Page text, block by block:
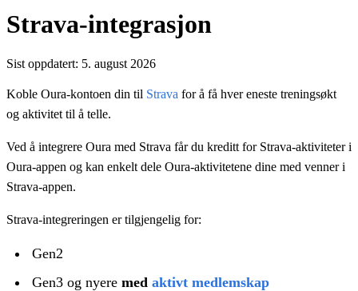
Strava-integrasjon
Sist oppdatert: 5. august 2026
Koble Oura-kontoen din til Strava for å få hver eneste treningsøkt
og aktivitet til å telle.
Ved å integrere Oura med Strava får du kreditt for Strava-aktiviteter i
Oura-appen og kan enkelt dele Oura-aktivitetene dine med venner i
Strava-appen.
Strava-integreringen er tilgjengelig for:
Gen2
Gen3 og nyere med aktivt medlemskap